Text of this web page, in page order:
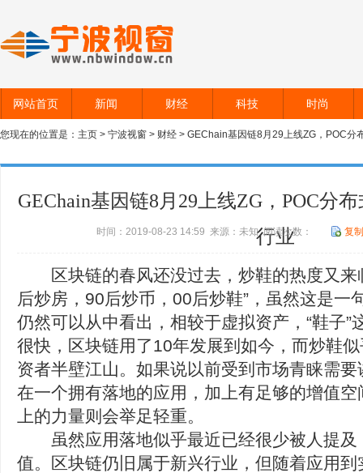
网站首页 新闻 财经 科技 时尚
您现在的位置是： 主页 > 宁波视窗 > 财经 > GEChain基因链8月29上线ZG，POC分
GEChain基因链8月29上线ZG，POC分
行业
时间：2019-08-23 14:59 来源：未知 阅读次数： 复
区块链的春风还没过去，炒鞋的热度又来
后炒房，90后炒币，00后炒鞋”，虽然这是一
仍然可以从中看出，相较于虚拟资产，“鞋子”
很快，区块链用了10年发展到如今，而炒鞋
资者半壁江山。如果说以前受到市场青睐需
在一个拥有落地的应用，加上有足够的增值
上的力量则会举足轻重。
虽然应用落地似乎最近已经很少被人提及
值。区块链仍旧属于新兴行业，但随着应用